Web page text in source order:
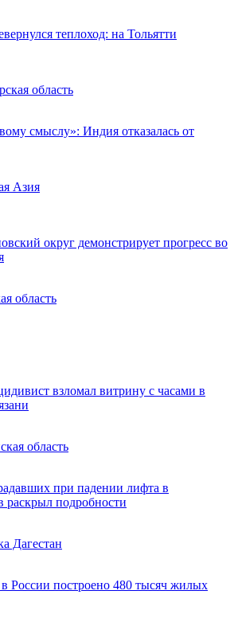
теплоход: на Тольятти
область
смыслу»: Индия отказалась от
Азия
округ демонстрирует прогресс во
область
взломал витрину с часами в
область
при падении лифта в
раскрыл подробности
Дагестан
в России построено 480 тысяч жилых